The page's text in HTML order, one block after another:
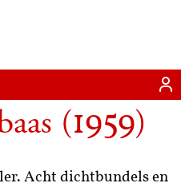
(1959)
Acht dichtbundels en